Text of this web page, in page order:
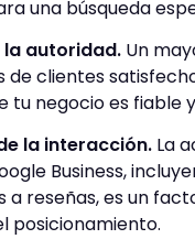
una búsqueda
la autoridad. Un
de clientes
tu negocio es fiable
la interacción. La
Business,
a reseñas, es un
posicionamiento.